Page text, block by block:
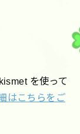
を使って
はこちらをご